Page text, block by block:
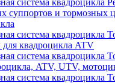
суппортов и тормозных
для квадроцикла ATV
ATV, UTV,